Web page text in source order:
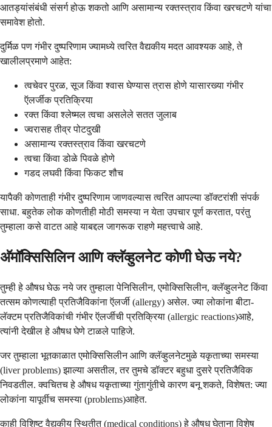
आतड्यांसंबंधी संसर्ग होऊ शकतो आणि असामान्य रक्तस्त्राव किंवा खरचटणे यांचा
समावेश होतो.
दुर्मिळ पण गंभीर दुष्परिणाम ज्यामध्ये त्वरित वैद्यकीय मदत आवश्यक आहे, ते
खालीलप्रमाणे आहेत:
त्वचेवर पुरळ, सूज किंवा श्वास घेण्यास त्रास होणे यासारख्या गंभीर
ऍलर्जीक प्रतिक्रिया
रक्त किंवा श्लेष्मल त्वचा असलेले सतत जुलाब
ज्वरासह तीव्र पोटदुखी
असामान्य रक्तस्त्राव किंवा खरचटणे
त्वचा किंवा डोळे पिवळे होणे
गडद लघवी किंवा फिकट शौच
यापैकी कोणताही गंभीर दुष्परिणाम जाणवल्यास त्वरित आपल्या डॉक्टरांशी संपर्क
साधा. बहुतेक लोक कोणतीही मोठी समस्या न येता उपचार पूर्ण करतात, परंतु
तुम्हाला कसे वाटत आहे याबद्दल जागरूक राहणे महत्त्वाचे आहे.
अ‍ॅमॉक्सिसिलिन आणि क्लॅव्हुलनेट कोणी घेऊ नये?
तुम्ही हे औषध घेऊ नये जर तुम्हाला पेनिसिलीन, एमोक्सिसिलीन, क्लॅव्हुलनेट किंवा
तत्सम कोणत्याही प्रतिजैविकांना ऍलर्जी (allergy) असेल. ज्या लोकांना बीटा-
लॅक्टम प्रतिजैविकांची गंभीर ऍलर्जीची प्रतिक्रिया (allergic reactions)आहे,
त्यांनी देखील हे औषध घेणे टाळले पाहिजे.
जर तुम्हाला भूतकाळात एमोक्सिसिलीन आणि क्लॅव्हुलनेटमुळे यकृताच्या समस्या
(liver problems) झाल्या असतील, तर तुमचे डॉक्टर बहुधा दुसरे प्रतिजैविक
निवडतील. क्वचितच हे औषध यकृताच्या गुंतागुंतीचे कारण बनू शकते, विशेषत: ज्या
लोकांना यापूर्वीच समस्या (problems)आहेत.
काही विशिष्ट वैद्यकीय स्थितीत (medical conditions) हे औषध घेताना विशेष